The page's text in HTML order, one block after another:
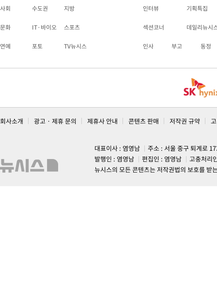
사회 수도권 지방
문화 IT·바이오 스포츠
연예 포토 TV뉴시스
인터뷰 기획특집
섹션코너 데일리뉴시
인사 부고 동정
회사소개 광고 · 제휴 문의 제휴사 안내 콘텐츠 판매 저작권 규약
대표이사 : 염영남
주소 : 서울 중구 퇴계로
발행인 : 염영남
편집인 : 염영남
고충처리
뉴시스의 모든 콘텐츠는 저작권법의 보호를